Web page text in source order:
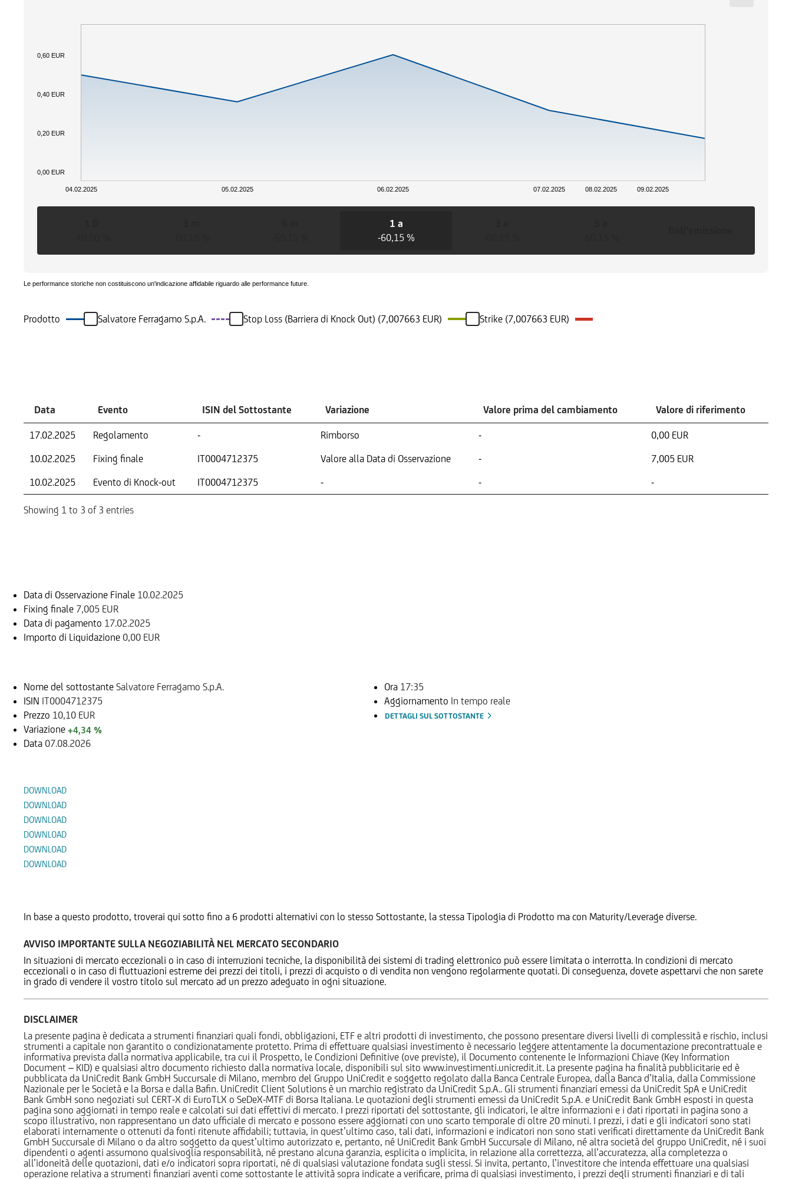
04.02.2025 05.02.2025 06.02.2025 07.02.2025 08.02.2025 09.02.2025
0,00 EUR
0,20 EUR
0,40 EUR
0,60 EUR
1 a
-60,15 %
Le performance storiche non costituiscono un'indicazione affidabile riguardo alle performance future.
Prodotto Salvatore Ferragamo S.p.A. Stop Loss (Barriera di Knock Out) (7,007663 EUR) Strike (7,007663 EUR)
Data Evento ISIN del Sottostante Variazione Valore prima del cambiamento Valore di riferimento
17.02.2025 Regolamento - Rimborso -
0,00 EUR
10.02.2025
Fixing finale IT0004712375 Valore alla Data di Osservazione -
7,005 EUR
10.02.2025
Evento di Knock-out IT0004712375 - - -
Showing 1 to 3 of 3 entries
Data di Osservazione Finale 10.02.2025
Fixing finale 7,005 EUR
Data di pagamento 17.02.2025
Importo di Liquidazione 0,00 EUR
Nome del sottostante Salvatore Ferragamo S.p.A.
ISIN IT0004712375
Prezzo 10,10 EUR
Variazione +4,34 %
Data 07.08.2026
Ora 17:35
Aggiornamento In tempo reale
DETTAGLI SUL SOTTOSTANTE
DOWNLOAD
DOWNLOAD
DOWNLOAD
DOWNLOAD
DOWNLOAD
DOWNLOAD
In base a questo prodotto, troverai qui sotto fino a 6 prodotti alternativi con lo stesso Sottostante, la stessa Tipologia di Prodotto ma con Maturity/Leverage diverse.
AVVISO IMPORTANTE SULLA NEGOZIABILITÀ NEL MERCATO SECONDARIO
In situazioni di mercato eccezionali o in caso di interruzioni tecniche, la disponibilità dei sistemi di trading elettronico può essere limitata o interrotta. In condizioni di mercato
eccezionali o in caso di fluttuazioni estreme dei prezzi dei titoli, i prezzi di acquisto o di vendita non vengono regolarmente quotati. Di conseguenza, dovete aspettarvi che non sarete
in grado di vendere il vostro titolo sul mercato ad un prezzo adeguato in ogni situazione.
DISCLAIMER
La presente pagina è dedicata a strumenti finanziari quali fondi, obbligazioni, ETF e altri prodotti di investimento, che possono presentare diversi livelli di complessità e rischio, inclusi
strumenti a capitale non garantito o condizionatamente protetto. Prima di effettuare qualsiasi investimento è necessario leggere attentamente la documentazione precontrattuale e
informativa prevista dalla normativa applicabile, tra cui il Prospetto, le Condizioni Definitive (ove previste), il Documento contenente le Informazioni Chiave (Key Information
Document – KID) e qualsiasi altro documento richiesto dalla normativa locale, disponibili sul sito www.investimenti.unicredit.it. La presente pagina ha finalità pubblicitarie ed è
pubblicata da UniCredit Bank GmbH Succursale di Milano, membro del Gruppo UniCredit e soggetto regolato dalla Banca Centrale Europea, dalla Banca d’Italia, dalla Commissione
Nazionale per le Società e la Borsa e dalla Bafin. UniCredit Client Solutions è un marchio registrato da UniCredit S.p.A.. Gli strumenti finanziari emessi da UniCredit SpA e UniCredit
Bank GmbH sono negoziati sul CERT-X di EuroTLX o SeDeX-MTF di Borsa Italiana. Le quotazioni degli strumenti emessi da UniCredit S.p.A. e UniCredit Bank GmbH esposti in questa
pagina sono aggiornati in tempo reale e calcolati sui dati effettivi di mercato. I prezzi riportati del sottostante, gli indicatori, le altre informazioni e i dati riportati in pagina sono a
scopo illustrativo, non rappresentano un dato ufficiale di mercato e possono essere aggiornati con uno scarto temporale di oltre 20 minuti. I prezzi, i dati e gli indicatori sono stati
elaborati internamente o ottenuti da fonti ritenute affidabili; tuttavia, in quest’ultimo caso, tali dati, informazioni e indicatori non sono stati verificati direttamente da UniCredit Bank
GmbH Succursale di Milano o da altro soggetto da quest’ultimo autorizzato e, pertanto, né UniCredit Bank GmbH Succursale di Milano, né altra società del gruppo UniCredit, né i suoi
dipendenti o agenti assumono qualsivoglia responsabilità, né prestano alcuna garanzia, esplicita o implicita, in relazione alla correttezza, all’accuratezza, alla completezza o
all’idoneità delle quotazioni, dati e/o indicatori sopra riportati, né di qualsiasi valutazione fondata sugli stessi. Si invita, pertanto, l’investitore che intenda effettuare una qualsiasi
operazione relativa a strumenti finanziari aventi come sottostante le attività sopra indicate a verificare, prima di qualsiasi investimento, i prezzi degli strumenti finanziari e di tali